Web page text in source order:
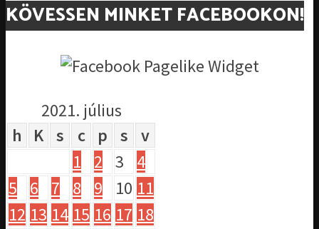
KÖVESSEN MINKET FACEBOOKON!
2021. július
h
K s c p s
v
1
2 3
4
5
6 7 8 9 10 11
12 13 14 15 16 17 18